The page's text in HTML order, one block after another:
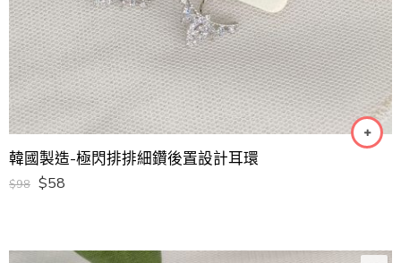
韓國製造-極閃排排細鑽後置設計耳環
$98 $58